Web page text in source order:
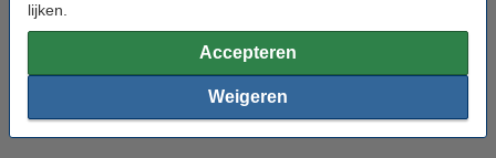
lijken.
Accepteren
Weigeren
Magigoo 3D lijmstift 120 ml
€ 47,85